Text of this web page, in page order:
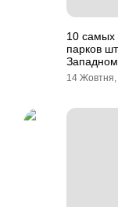
10 самых
парков
14 Жовтня,